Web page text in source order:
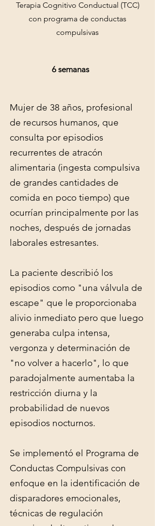
Terapia Cognitivo Conductual (TCC)
con programa de conductas
compulsivas
6 semanas
Mujer de 38 años, profesional
de recursos humanos, que
consulta por episodios
recurrentes de atracón
alimentaria (ingesta compulsiva
de grandes cantidades de
comida en poco tiempo) que
ocurrían principalmente por las
noches, después de jornadas
laborales estresantes.
La paciente describió los
episodios como "una válvula de
escape" que le proporcionaba
alivio inmediato pero que luego
generaba culpa intensa,
vergonza y determinación de
"no volver a hacerlo", lo que
paradojalmente aumentaba la
restricción diurna y la
probabilidad de nuevos
episodios nocturnos.
Se implementó el Programa de
Conductas Compulsivas con
enfoque en la identificación de
disparadores emocionales,
técnicas de regulación